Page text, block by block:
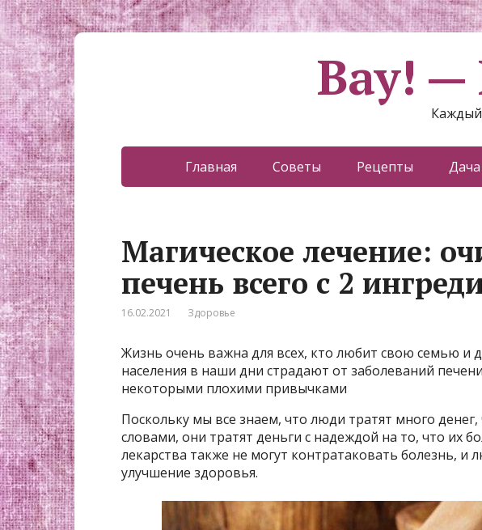
Вау! —
Каждый
Главная Советы Рецепты Дача
Магическое лечение:
печень всего с 2
16.02.2021 Здоровье
Жизнь очень важна для всех, кто любит свою семью и
населения в наши дни страдают от заболеваний
некоторыми плохими привычками
Поскольку мы все знаем, что люди тратят много
словами, они тратят деньги с надеждой на то, что их
лекарства также не могут контратаковать болезнь, и
улучшение здоровья.